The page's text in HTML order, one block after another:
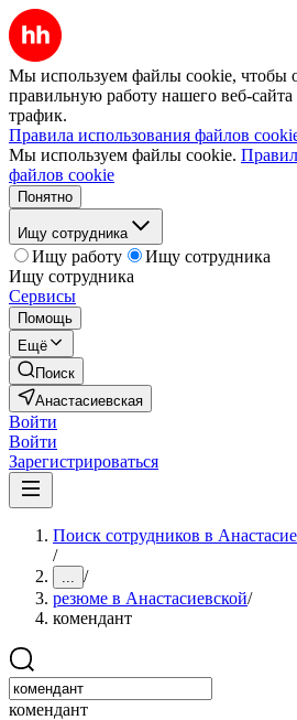
Мы используем файлы cookie, чтобы
правильную работу нашего веб-сайта
трафик.
Правила использования файлов
Мы используем файлы cookie.
файлов cookie
Понятно
Ищу сотрудника
Ищу работу
Ищу сотрудника
Ищу сотрудника
Сервисы
Помощь
Ещё
Поиск
Анастасиевская
Войти
Войти
Зарегистрироваться
Поиск сотрудников в
/
... /
резюме в Анастасиевской/
комендант
комендант